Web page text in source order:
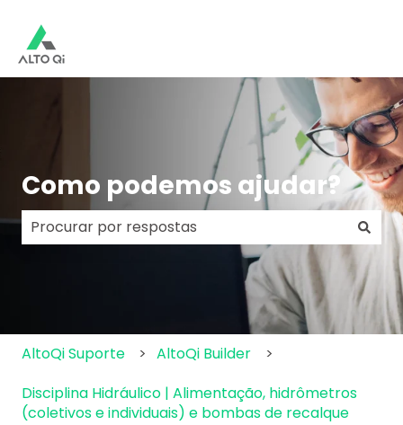
Como podemos ajudar?
Não há sugestões porque o campo de pesquisa
AltoQi Suporte
AltoQi Builder
Disciplina Hidráulico | Alimentação, hidrômetros
(coletivos e individuais) e bombas de recalque